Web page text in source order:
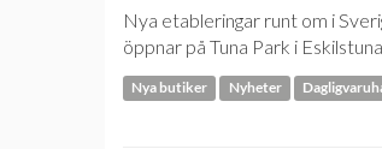
Nya etableringar runt om i
öppnar på Tuna Park i
Nya butiker Nyheter